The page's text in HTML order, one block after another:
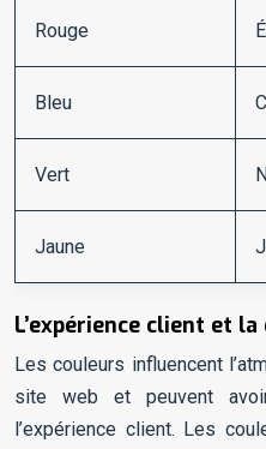
Rouge
Bleu
Vert
Jaune
L’expérience client et
Les couleurs influencent
site web et peuvent
l’expérience client. Les